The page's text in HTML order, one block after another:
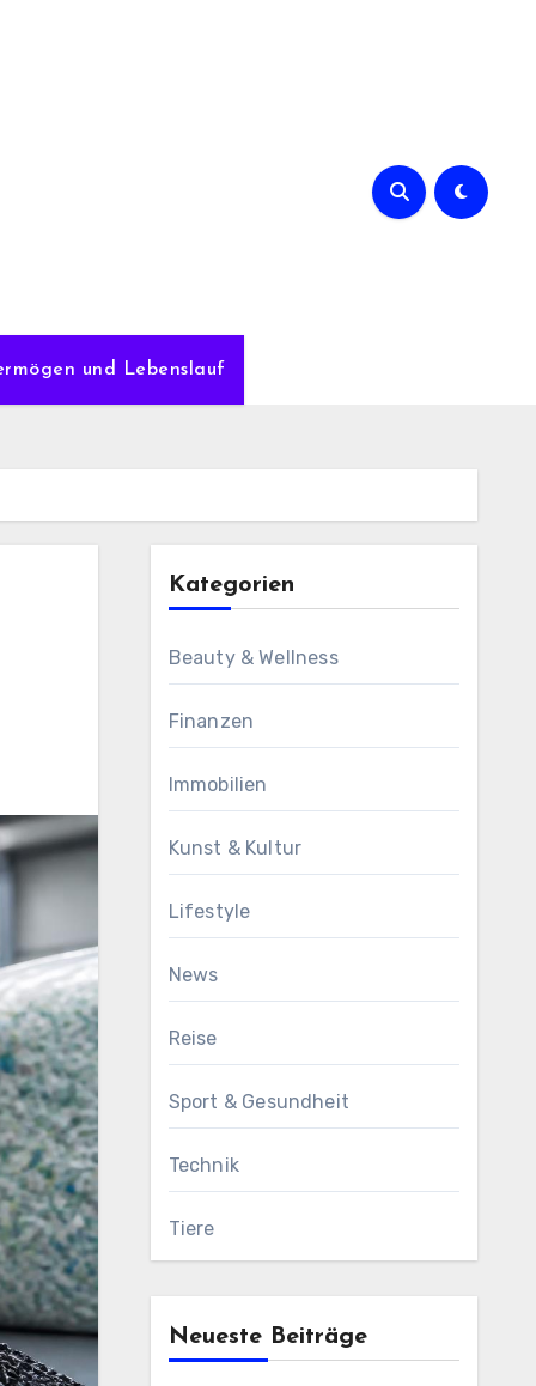
und Lebenslauf
Kategorien
Beauty & Wellness
Finanzen
Immobilien
Kunst & Kultur
Lifestyle
News
Reise
Sport & Gesundheit
Technik
Tiere
Neueste Beiträge